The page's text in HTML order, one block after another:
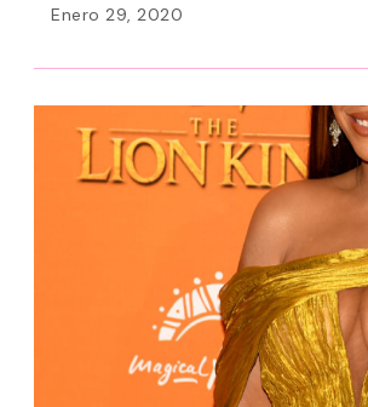
Enero 29, 2020